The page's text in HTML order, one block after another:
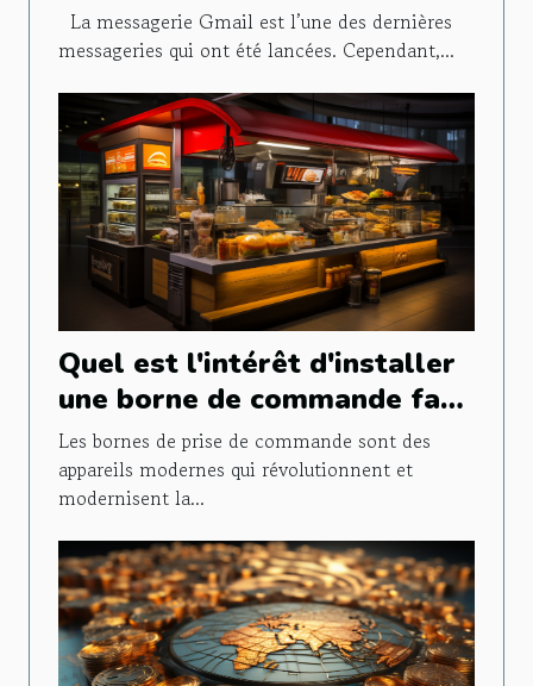
La messagerie Gmail est l’une des dernières
messageries qui ont été lancées. Cependant,...
Quel est l'intérêt d'installer
une borne de commande fast
food ?
Les bornes de prise de commande sont des
appareils modernes qui révolutionnent et
modernisent la...